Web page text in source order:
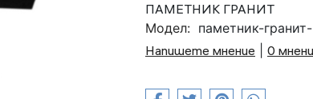
ПАМЕТНИК ГРАНИТ
Модел: паметник-
Напишете мнение
0